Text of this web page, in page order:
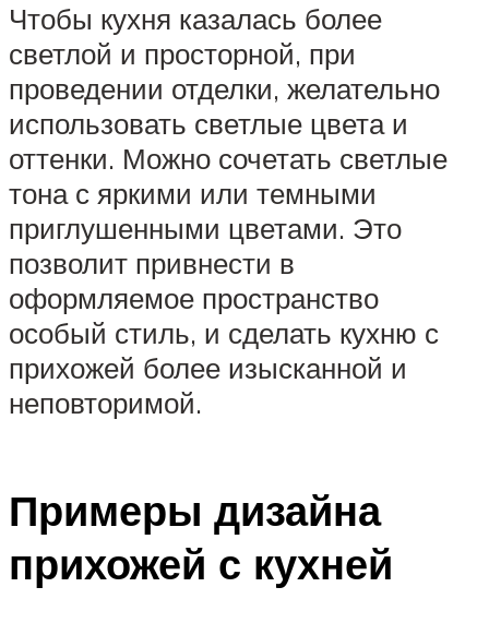
Чтобы кухня казалась более
светлой и просторной, при
проведении отделки, желательно
использовать светлые цвета и
оттенки. Можно сочетать светлые
тона с яркими или темными
приглушенными цветами. Это
позволит привнести в
оформляемое пространство
особый стиль, и сделать кухню с
прихожей более изысканной и
неповторимой.
Примеры дизайна
прихожей с кухней